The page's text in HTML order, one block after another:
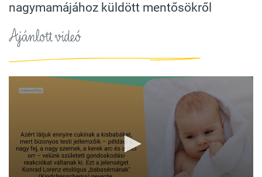
nagymamájához küldött mentősökről
Ajánlott videó